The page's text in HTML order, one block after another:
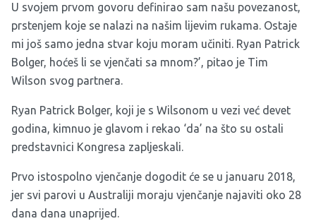
U svojem prvom govoru definirao sam našu povezanost,
prstenjem koje se nalazi na našim lijevim rukama. Ostaje
mi još samo jedna stvar koju moram učiniti. Ryan Patrick
Bolger, hoćeš li se vjenčati sa mnom?’, pitao je Tim
Wilson svog partnera.
Ryan Patrick Bolger, koji je s Wilsonom u vezi već devet
godina, kimnuo je glavom i rekao ‘da’ na što su ostali
predstavnici Kongresa zapljeskali.
Prvo istospolno vjenčanje dogodit će se u januaru 2018,
jer svi parovi u Australiji moraju vjenčanje najaviti oko 28
dana dana unaprijed.